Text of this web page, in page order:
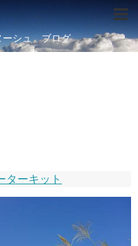
ーシュ ブログ
ーキット